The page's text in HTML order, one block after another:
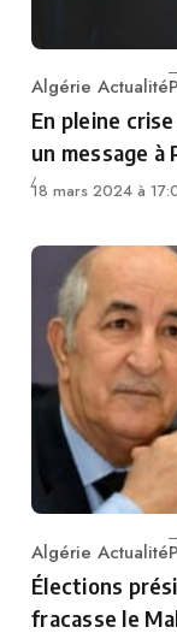
Category
Algérie Actualité
En pleine
un message à
18 mars 2024 à
Category
Algérie Actualité
Élections
fracasse le